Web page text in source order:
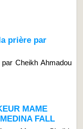
prière par
Cheikh Ahmadou
MAME
FALL